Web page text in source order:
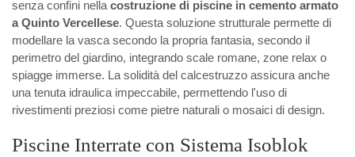
senza confini nellacostruzione di piscine in cemento armato
a Quinto Vercellese. Questa soluzione strutturale permette di
modellare la vasca secondo la propria fantasia, secondo il
perimetro del giardino, integrando scale romane, zone relax o
spiagge immerse. La solidità del calcestruzzo assicura anche
una tenuta idraulica impeccabile, permettendo l'uso di
rivestimenti preziosi come pietre naturali o mosaici di design.
Piscine Interrate con Sistema Isoblok